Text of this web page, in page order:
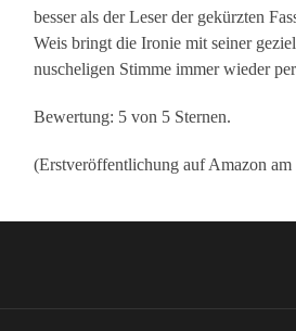
besser als der Leser der gekürzten
Weis bringt die Ironie mit seiner
nuscheligen Stimme immer wieder
Bewertung: 5 von 5 Sternen.
(Erstveröffentlichung auf Amazon